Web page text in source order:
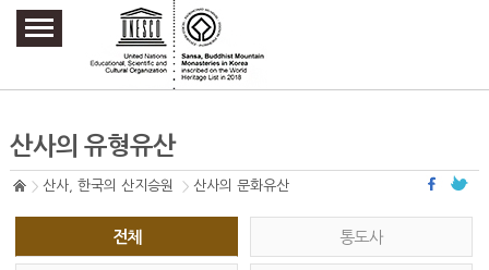
주요메뉴 바로가기
본문 바로가기
하단메뉴 바로가기
산사의 유형유산
산사, 한국의 산지승원 산사의 문화유산
전체 통도사